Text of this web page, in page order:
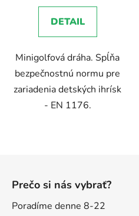
DETAIL
Minigolfová dráha. Spĺňa
bezpečnostnú normu pre
zariadenia detských ihrísk
- EN 1176.
Prečo si nás vybrať?
Poradíme denne 8-22